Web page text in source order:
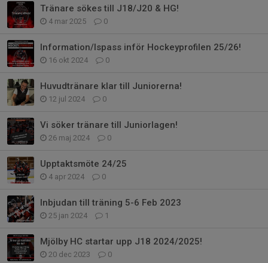
Tränare sökes till J18/J20 & HG!
4 mar 2025 0
Information/Ispass inför Hockeyprofilen 25/26!
16 okt 2024 0
Huvudtränare klar till Juniorerna!
12 jul 2024 0
Vi söker tränare till Juniorlagen!
26 maj 2024 0
Upptaktsmöte 24/25
4 apr 2024 0
Inbjudan till träning 5-6 Feb 2023
25 jan 2024 1
Mjölby HC startar upp J18 2024/2025!
20 dec 2023 0